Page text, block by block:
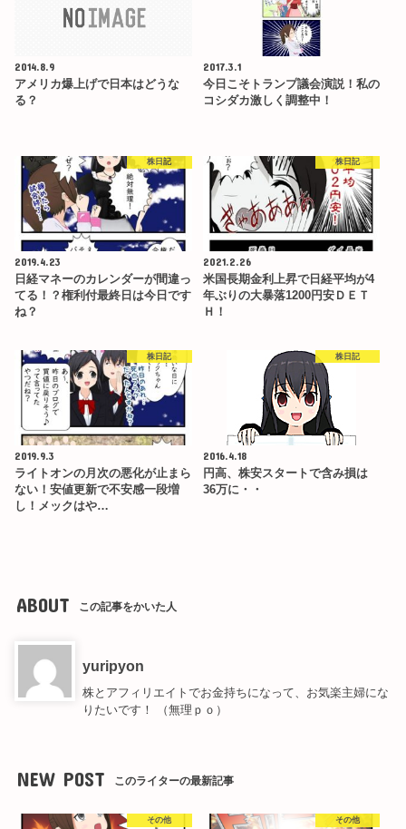
2014.8.9
アメリカ爆上げで日本はどうな
る？
2017.3.1
今日こそトランプ議会演説！私の
コシダカ激しく調整中！
株日記
2019.4.23
日経マネーのカレンダーが間違っ
てる！？権利付最終日は今日です
ね？
株日記
2021.2.26
米国長期金利上昇で日経平均が4
年ぶりの大暴落1200円安ＤＥＴ
Ｈ！
株日記
2019.9.3
ライトオンの月次の悪化が止まら
ない！安値更新で不安感一段増
し！メックはや…
株日記
2016.4.18
円高、株安スタートで含み損は
36万に・・
ABOUT この記事をかいた人
yuripyon
株とアフィリエイトでお金持ちになって、お気楽主婦にな
りたいです！ （無理ｐｏ）
NEW POST このライターの最新記事
その他 その他